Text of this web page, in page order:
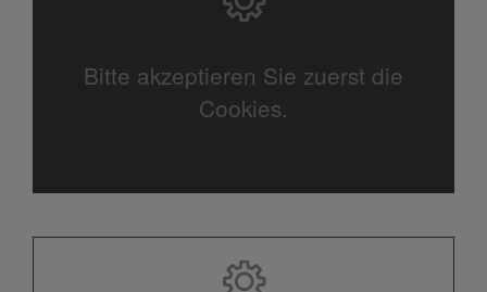
Bitte akzeptieren Sie zuerst die
Cookies.